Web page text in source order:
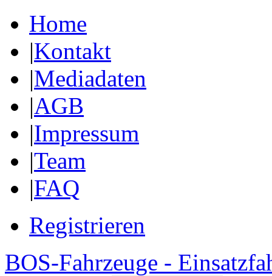
Home
|Kontakt
|Mediadaten
|AGB
|Impressum
|Team
|FAQ
Registrieren
BOS-Fahrzeuge -